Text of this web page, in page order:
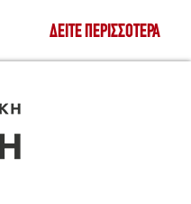
ΔΕΊΤΕ ΠΕΡΙΣΣΌΤΕΡΑ